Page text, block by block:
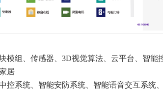
模组、传感器、3D视觉算法、云平台、智能
居
控系统、智能安防系统、智能语音交互系统